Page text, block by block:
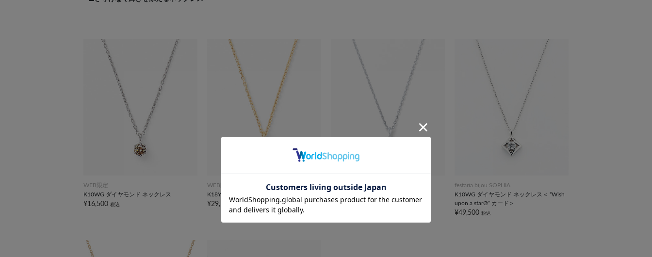
WEB限定
K10WG ダイヤモンド ネックレス
¥16,500 税込
WEB限定
K18YG ダイヤモンド ネックレス
¥29,700
festaria bijou SOPHIA
¥33,000
festaria bijou SOPHIA
K10WG ダイヤモンド ネックレス＜ “Wish
upon a star®” カード＞
¥49,500 税込